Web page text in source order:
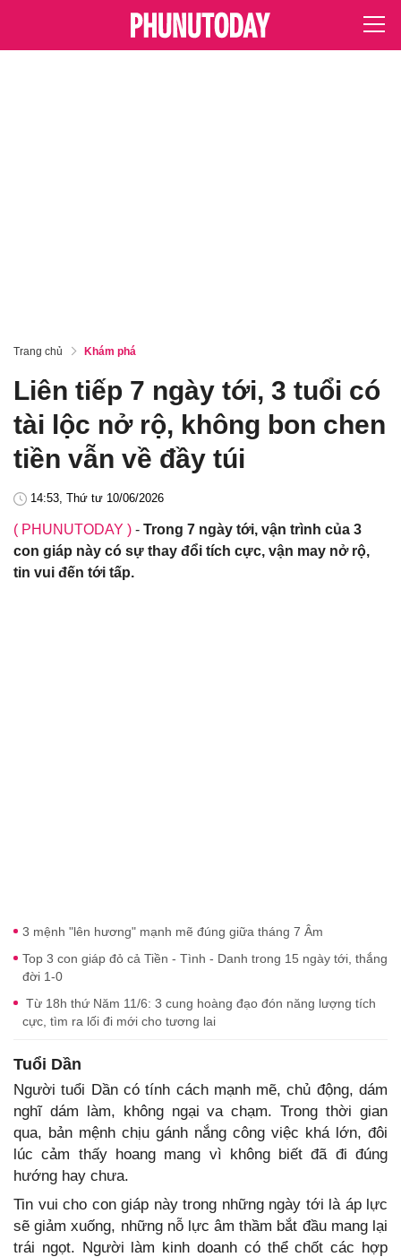
Trang chủ Khám phá
Liên tiếp 7 ngày tới, 3 tuổi có
tài lộc nở rộ, không bon chen
tiền vẫn về đầy túi
14:53, Thứ tư 10/06/2026
( PHUNUTODAY ) - Trong 7 ngày tới, vận trình của 3
con giáp này có sự thay đổi tích cực, vận may nở rộ,
tin vui đến tới tấp.
3 mệnh "lên hương" mạnh mẽ đúng giữa tháng 7 Âm
Top 3 con giáp đỏ cả Tiền - Tình - Danh trong 15 ngày tới, thắng
đời 1-0
Từ 18h thứ Năm 11/6: 3 cung hoàng đạo đón năng lượng tích
cực, tìm ra lối đi mới cho tương lai
Tuổi Dần
Người tuổi Dần có tính cách mạnh mẽ, chủ động, dám
nghĩ dám làm, không ngại va chạm. Trong thời gian
qua, bản mệnh chịu gánh nắng công việc khá lớn, đôi
lúc cảm thấy hoang mang vì không biết đã đi đúng
hướng hay chưa.
Tin vui cho con giáp này trong những ngày tới là áp lực
sẽ giảm xuống, những nỗ lực âm thầm bắt đầu mang lại
trái ngọt. Người làm kinh doanh có thể chốt các hợp